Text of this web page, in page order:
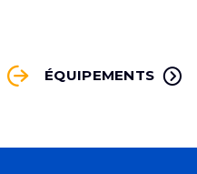
ÉQUIPEMENTS